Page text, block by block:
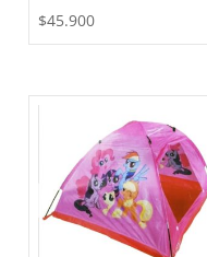
$45.900